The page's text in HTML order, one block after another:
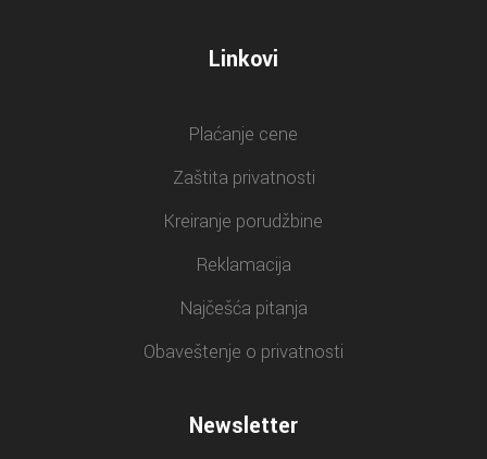
Linkovi
Plaćanje cene
Zaštita privatnosti
Kreiranje porudžbine
Reklamacija
Najčešća pitanja
Obaveštenje o privatnosti
Newsletter